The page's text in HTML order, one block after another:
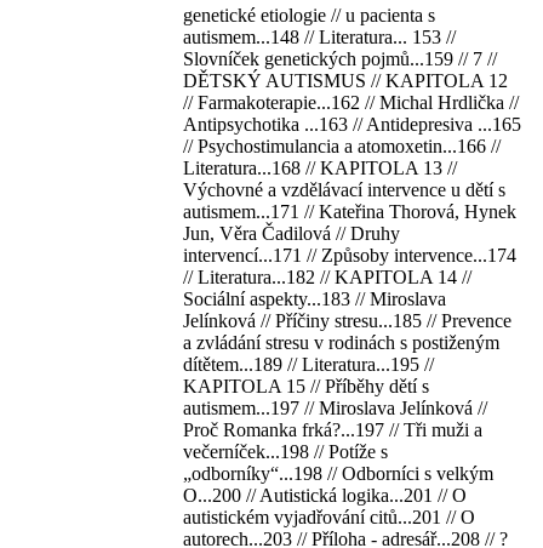
genetické etiologie // u pacienta s
autismem...148 // Literatura... 153 //
Slovníček genetických pojmů...159 // 7 //
DĚTSKÝ AUTISMUS // KAPITOLA 12
// Farmakoterapie...162 // Michal Hrdlička //
Antipsychotika ...163 // Antidepresiva ...165
// Psychostimulancia a atomoxetin...166 //
Literatura...168 // KAPITOLA 13 //
Výchovné a vzdělávací intervence u dětí s
autismem...171 // Kateřina Thorová, Hynek
Jun, Věra Čadilová // Druhy
intervencí...171 // Způsoby intervence...174
// Literatura...182 // KAPITOLA 14 //
Sociální aspekty...183 // Miroslava
Jelínková // Příčiny stresu...185 // Prevence
a zvládání stresu v rodinách s postiženým
dítětem...189 // Literatura...195 //
KAPITOLA 15 // Příběhy dětí s
autismem...197 // Miroslava Jelínková //
Proč Romanka frká?...197 // Tři muži a
večerníček...198 // Potíže s
„odborníky“...198 // Odborníci s velkým
O...200 // Autistická logika...201 // O
autistickém vyjadřování citů...201 // O
autorech...203 // Příloha - adresář...208 // ?